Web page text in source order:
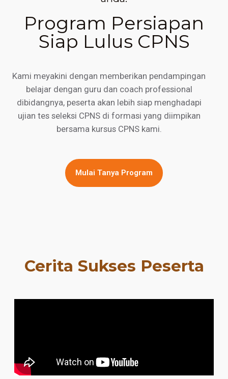
Program Persiapan
Siap Lulus CPNS
Kami meyakini dengan memberikan pendampingan
belajar dengan guru dan coach professional
dibidangnya, peserta akan lebih siap menghadapi
ujian tes seleksi CPNS di formasi yang diimpikan
bersama kursus CPNS kami.
Mulai Tanya Program
Cerita Sukses Peserta